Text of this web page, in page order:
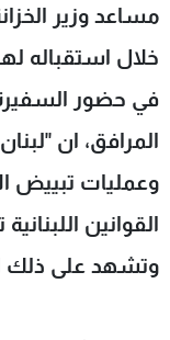
خلال استقباله
في حضور السفيرة
المرافق، ان
وعمليات تبييض
القوانين
وتشهد على ذلك